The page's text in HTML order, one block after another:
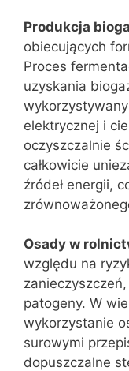
Produkcja
obiecujących
Proces
uzyskania
elektrycznej i
oczyszczalnie
całkowicie
źródeł energii,
Osady w
względu na
patogeny. W
wykorzystanie
surowymi
dopuszczalne